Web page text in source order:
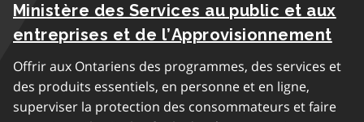
Ministère des Services au public et aux
entreprises et de l’Approvisionnement
Offrir aux Ontariens des programmes, des services et
des produits essentiels, en personne et en ligne,
superviser la protection des consommateurs et faire